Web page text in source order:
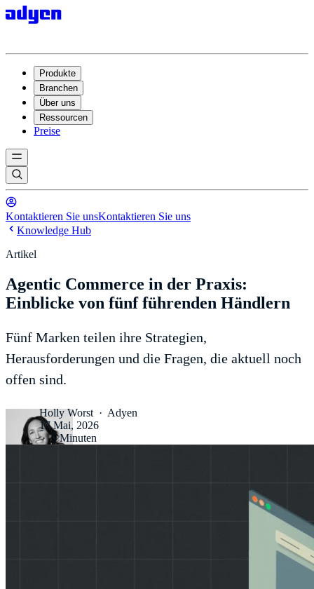
Produkte
Branchen
Über uns
Ressourcen
Preise
Kontaktieren Sie unsKontaktieren Sie uns
Knowledge Hub
Artikel
Agentic Commerce in der Praxis:
Einblicke von fünf führenden Händlern
Fünf Marken teilen ihre Strategien,
Herausforderungen und die Fragen, die aktuell noch
offen sind.
Holly Worst · Adyen
17 Mai, 2026
·5 Minuten